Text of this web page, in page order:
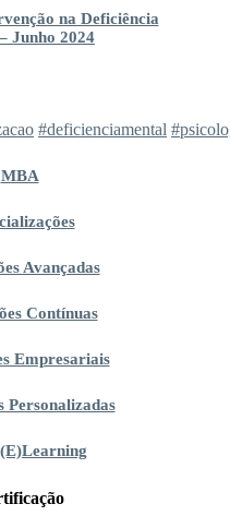
na Deficiência
Junho 2024
#deficienciamental
MBA
Avançadas
Contínuas
Empresariais
Personalizadas